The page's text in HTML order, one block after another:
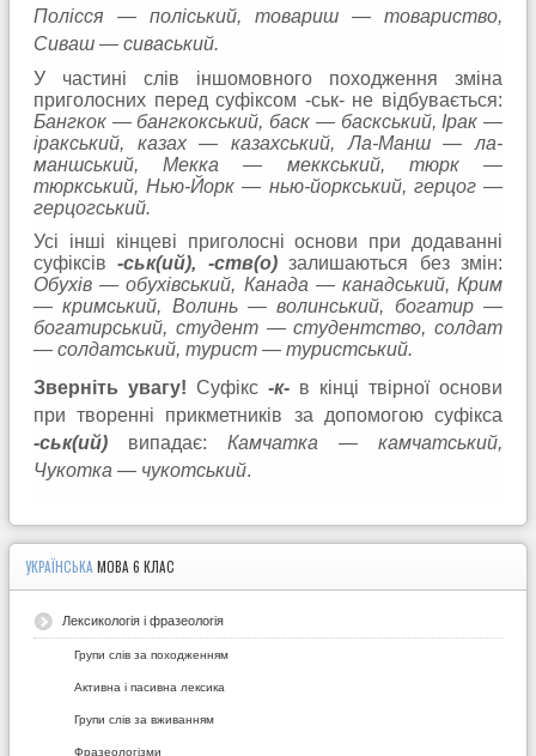
Полісся — поліський, товариш — товариство,
Сиваш — сиваський.
У частині слів іншомовного походження зміна
приголосних перед суфіксом -ськ- не відбувається:
Бангкок — бангкокський, баск — баскський, Ірак —
іракський, казах — казахський, Ла-Манш — ла-
маншський, Мекка — меккський, тюрк —
тюркський, Нью-Йорк — нью-йоркський, герцог —
герцогський.
Усі інші кінцеві приголосні основи при додаванні
суфіксів-ськ(ий), -ств(о)залишаються без змін:
Обухів — обухівський, Канада — канадський, Крим
— кримський, Волинь — волинський, богатир —
богатирський, студент — студентство, солдат
— солдатський, турист — туристський.
Зверніть увагу! Суфікс -к- в кінці твірної основи
при творенні прикметників за допомогою суфікса
-ськ(ий) випадає: Камчатка — камчатський,
Чукотка — чукотський.
УКРАЇНСЬКА МОВА 6 КЛАС
Лексикологія і фразеологія
Групи слів за походженням
Активна і пасивна лексика
Групи слів за вживанням
Фразеологізми